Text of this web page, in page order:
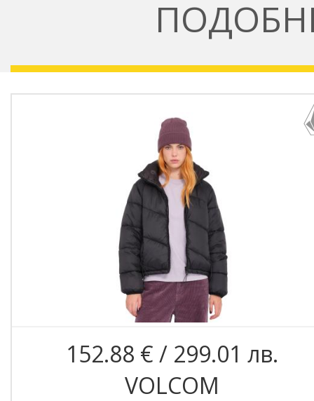
152.88 € / 299.01 лв.
VOLCOM